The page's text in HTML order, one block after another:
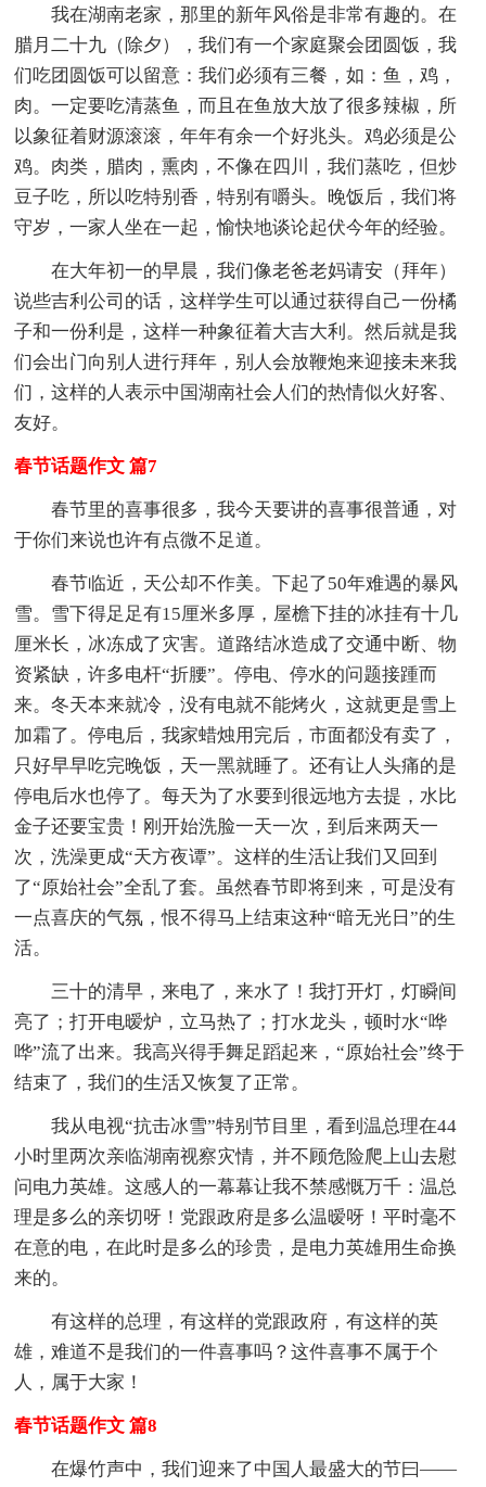
我在湖南老家，那里的新年风俗是非常有趣的。在
腊月二十九（除夕），我们有一个家庭聚会团圆饭，我
们吃团圆饭可以留意：我们必须有三餐，如：鱼，鸡，
肉。一定要吃清蒸鱼，而且在鱼放大放了很多辣椒，所
以象征着财源滚滚，年年有余一个好兆头。鸡必须是公
鸡。肉类，腊肉，熏肉，不像在四川，我们蒸吃，但炒
豆子吃，所以吃特别香，特别有嚼头。晚饭后，我们将
守岁，一家人坐在一起，愉快地谈论起伏今年的经验。
在大年初一的早晨，我们像老爸老妈请安（拜年）
说些吉利公司的话，这样学生可以通过获得自己一份橘
子和一份利是，这样一种象征着大吉大利。然后就是我
们会出门向别人进行拜年，别人会放鞭炮来迎接未来我
们，这样的人表示中国湖南社会人们的热情似火好客、
友好。
春节话题作文 篇7
春节里的喜事很多，我今天要讲的喜事很普通，对
于你们来说也许有点微不足道。
春节临近，天公却不作美。下起了50年难遇的暴风
雪。雪下得足足有15厘米多厚，屋檐下挂的冰挂有十几
厘米长，冰冻成了灾害。道路结冰造成了交通中断、物
资紧缺，许多电杆“折腰”。停电、停水的问题接踵而
来。冬天本来就冷，没有电就不能烤火，这就更是雪上
加霜了。停电后，我家蜡烛用完后，市面都没有卖了，
只好早早吃完晚饭，天一黑就睡了。还有让人头痛的是
停电后水也停了。每天为了水要到很远地方去提，水比
金子还要宝贵！刚开始洗脸一天一次，到后来两天一
次，洗澡更成“天方夜谭”。这样的生活让我们又回到
了“原始社会”全乱了套。虽然春节即将到来，可是没有
一点喜庆的气氛，恨不得马上结束这种“暗无光日”的生
活。
三十的清早，来电了，来水了！我打开灯，灯瞬间
亮了；打开电暧炉，立马热了；打水龙头，顿时水“哗
哗”流了出来。我高兴得手舞足蹈起来，“原始社会”终于
结束了，我们的生活又恢复了正常。
我从电视“抗击冰雪”特别节目里，看到温总理在44
小时里两次亲临湖南视察灾情，并不顾危险爬上山去慰
问电力英雄。这感人的一幕幕让我不禁感慨万千：温总
理是多么的亲切呀！党跟政府是多么温暧呀！平时毫不
在意的电，在此时是多么的珍贵，是电力英雄用生命换
来的。
有这样的总理，有这样的党跟政府，有这样的英
雄，难道不是我们的一件喜事吗？这件喜事不属于个
人，属于大家！
春节话题作文 篇8
在爆竹声中，我们迎来了中国人最盛大的节曰——